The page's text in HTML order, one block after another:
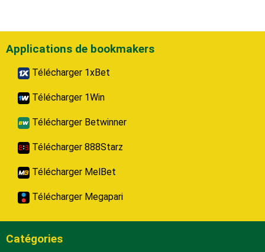
Applications de bookmakers
Télécharger 1xBet
Télécharger 1Win
Télécharger Betwinner
Télécharger 888Starz
Télécharger MelBet
Télécharger Megapari
Catégories